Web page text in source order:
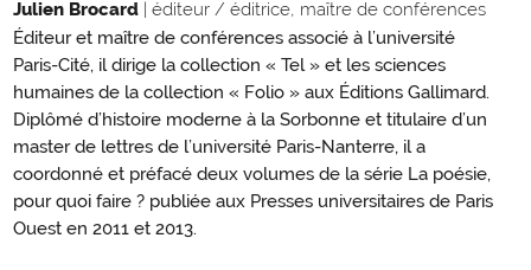
Julien Brocard | éditeur / éditrice, maître de conférences
Éditeur et maître de conférences associé à l’université
Paris-Cité, il dirige la collection « Tel » et les sciences
humaines de la collection « Folio » aux Éditions Gallimard.
Diplômé d’histoire moderne à la Sorbonne et titulaire d’un
master de lettres de l’université Paris-Nanterre, il a
coordonné et préfacé deux volumes de la série La poésie,
pour quoi faire ? publiée aux Presses universitaires de Paris
Ouest en 2011 et 2013.